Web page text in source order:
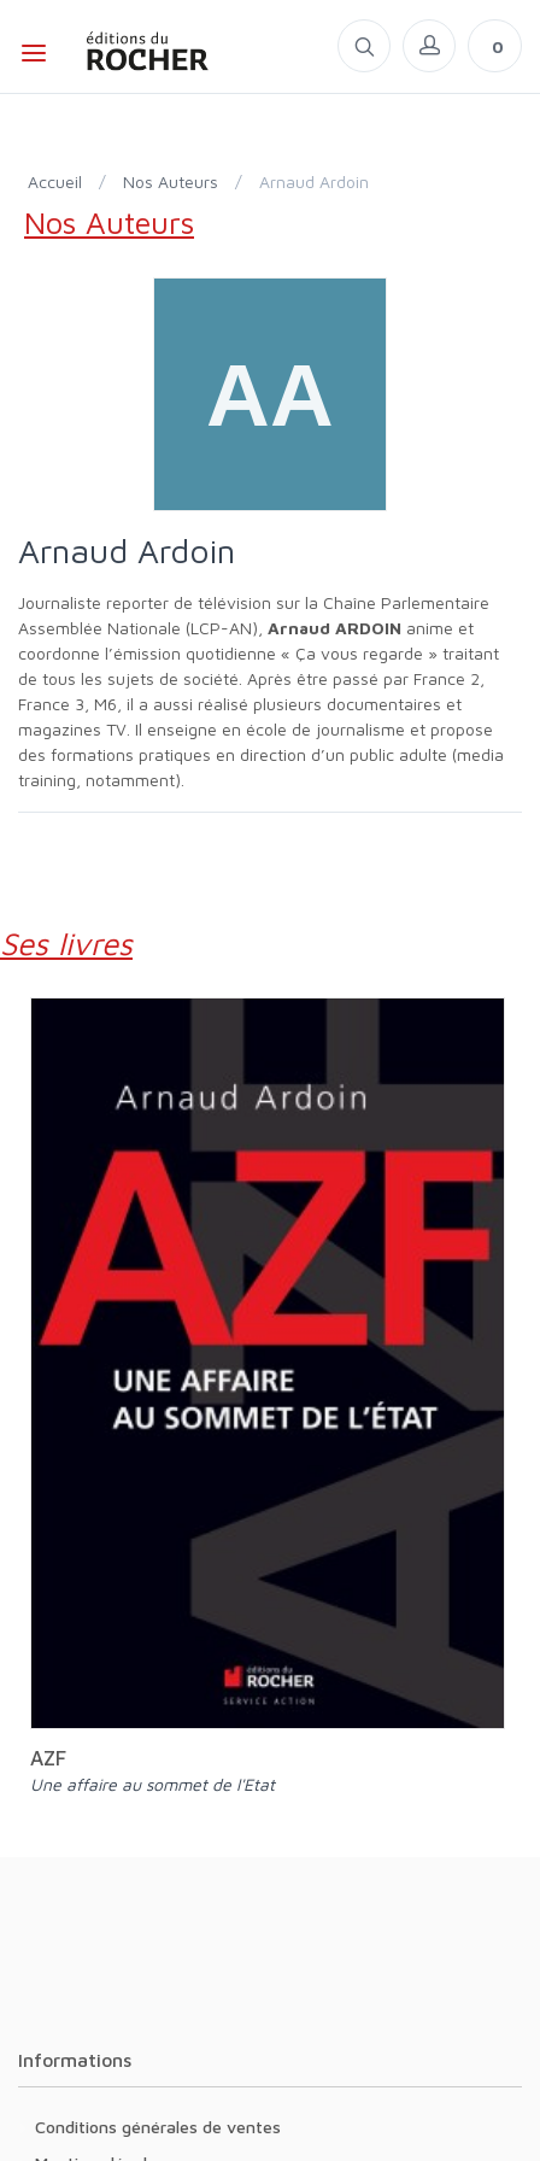
0
Accueil / Nos Auteurs / Arnaud Ardoin
Nos Auteurs
Arnaud Ardoin
Journaliste reporter de télévision sur la Chaîne Parlementaire
Assemblée Nationale (LCP-AN), Arnaud ARDOIN anime et
coordonne l’émission quotidienne « Ça vous regarde » traitant
de tous les sujets de société. Après être passé par France 2,
France 3, M6, il a aussi réalisé plusieurs documentaires et
magazines TV. Il enseigne en école de journalisme et propose
des formations pratiques en direction d’un public adulte (media
training, notamment).
Ses livres
AZF
Une affaire au sommet de l'Etat
Informations
Conditions générales de ventes